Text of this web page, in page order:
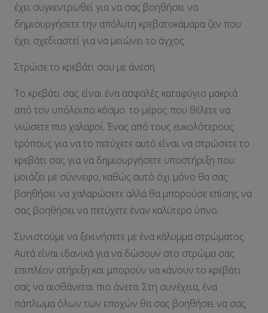
έχει συγκεντρωθεί για να σας βοηθήσει να
δημιουργήσετε την απόλυτη κρεβατοκάμαρα ζεν που
έχει σχεδιαστεί για να μειώνει το άγχος.
Στρώσε το κρεβάτι σου με άνεση
Το κρεβάτι σας είναι ένα ασφαλές καταφύγιο μακριά
από τον υπόλοιπο κόσμο. το μέρος που θέλετε να
νιώσετε πιο χαλαροί. Ένας από τους ευκολότερους
τρόπους για να το πετύχετε αυτό είναι να στρώσετε το
κρεβάτι σας για να δημιουργήσετε υποστήριξη που
μοιάζει με σύννεφο, καθώς αυτό όχι μόνο θα σας
βοηθήσει να χαλαρώσετε αλλά θα μπορούσε επίσης να
σας βοηθήσει να πετύχετε έναν καλύτερο ύπνο.
Συνιστούμε να ξεκινήσετε με ένα κάλυμμα στρώματος.
Αυτά είναι ιδανικά για να δώσουν στο στρώμα σας
επιπλέον στήριξη και μπορούν να κάνουν το κρεβάτι
σας να αισθάνεται πιο άνετα. Στη συνέχεια, ένα
πάπλωμα όλων των εποχών θα σας βοηθήσει να σας